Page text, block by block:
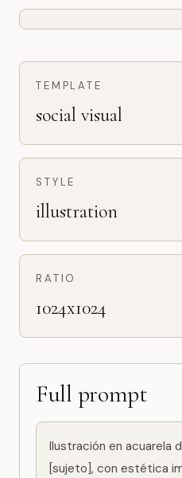
TEMPLATE
social visual
STYLE
illustration
RATIO
1024x1024
Full prompt
Ilustración en acuarela
[sujeto], con estética